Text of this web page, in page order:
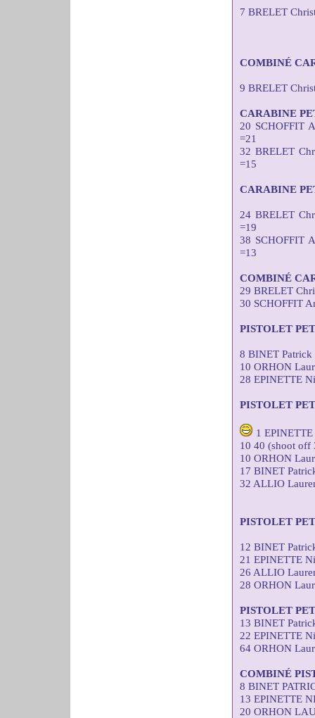
7 BRELET
COMBINÉ
9 BRELET
CARABINE
20 SCHOFFIT
=21
32 BRELET
=15
CARABINE
24 BRELET
=19
38 SCHOFFIT
=13
COMBINÉ
29 BRELET
30 SCHOFFIT
PISTOLET
8 BINET Patrick
10 ORHON
28 EPINETTE
PISTOLET
1
10 40 (shoot off
10 ORHON
17 BINET
32 ALLIO
PISTOLET
12 BINET
21 EPINETTE
26 ALLIO
28 ORHON
PISTOLET
13 BINET
22 EPINETTE
64 ORHON
COMBINÉ
8 BINET
13 EPINETTE
20 ORHON